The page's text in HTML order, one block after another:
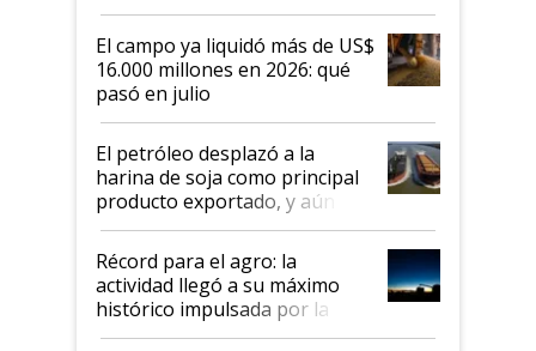
El campo ya liquidó más de US$
16.000 millones en 2026: qué
pasó en julio
El petróleo desplazó a la
harina de soja como principal
producto exportado, y aún así
el agro aportó casi seis de cada
diez dólares y sostuvo el
liderazgo en un semestre
récord
Récord para el agro: la
actividad llegó a su máximo
histórico impulsada por la
cosecha y las exportaciones